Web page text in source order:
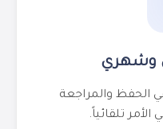
وشهري
الحفظ والمراجعة
تلقائياً.